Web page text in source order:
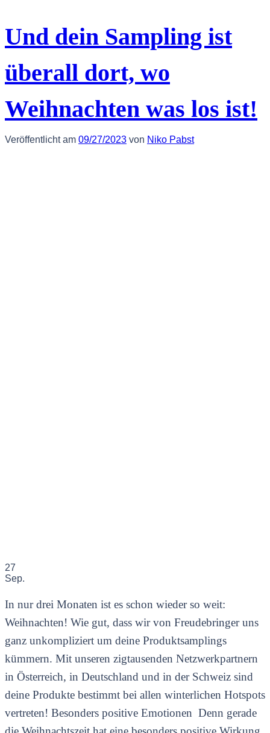
Und dein Sampling ist
überall dort, wo
Weihnachten was los ist!
Veröffentlicht am 09/27/2023 von Niko Pabst
27
Sep.
In nur drei Monaten ist es schon wieder so weit:
Weihnachten! Wie gut, dass wir von Freudebringer uns
ganz unkompliziert um deine Produktsamplings
kümmern. Mit unseren zigtausenden Netzwerkpartnern
in Österreich, in Deutschland und in der Schweiz sind
deine Produkte bestimmt bei allen winterlichen Hotspots
vertreten! Besonders positive Emotionen Denn gerade